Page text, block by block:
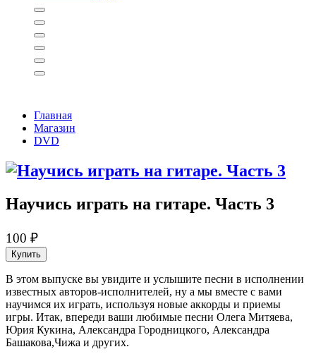
Главная
Магазин
DVD
Научись играть на гитаре. Часть 3
100 ₽
Купить
В этом выпуске вы увидите и услышите песни в исполнении
известных авторов-исполнителей, ну а мы вместе с вами
научимся их играть, используя новые аккорды и приемы
игры. Итак, впереди ваши любимые песни Олега Митяева,
Юрия Кукина, Александ­ра Городницкого, Александ­ра
Башакова,Чижа и других.